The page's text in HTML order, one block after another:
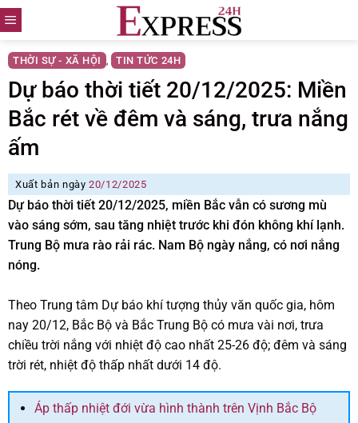
Skip
to
content
THỜI SỰ - XÃ HỘI , TIN TỨC 24H
Dự báo thời tiết 20/12/2025: Miền
Bắc rét về đêm và sáng, trưa nắng
ấm
Xuất bản ngày20/12/2025
Dự báo thời tiết 20/12/2025, miền Bắc vẫn có sương mù
vào sáng sớm, sau tăng nhiệt trước khi đón không khí lạnh.
Trung Bộ mưa rào rải rác. Nam Bộ ngày nắng, có nơi nắng
nóng.
Theo Trung tâm Dự báo khí tượng thủy văn quốc gia, hôm
nay 20/12, Bắc Bộ và Bắc Trung Bộ có mưa vài nơi, trưa
chiều trời nắng với nhiệt độ cao nhất 25-26 độ; đêm và sáng
trời rét, nhiệt độ thấp nhất dưới 14 độ.
Áp thấp nhiệt đới vừa hình thành trên Vịnh Bắc Bộ